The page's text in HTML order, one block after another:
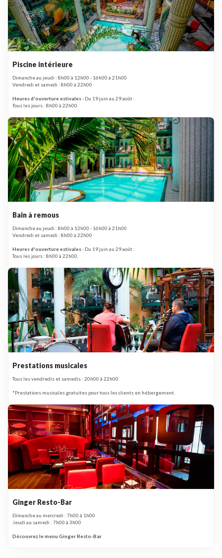
Piscine intérieure
Dimanche au jeudi : 8h00 à 12h00 - 16h00 à 21h00
Vendredi et samedi : 8h00 à 22h00
Heures d'ouverture estivales- Du 19 juin au 29 août :
Tous les jours : 8h00 à 22h00.
Bain à remous
Dimanche au jeudi : 8h00 à 12h00 - 16h00 à 21h00
Vendredi et samedi : 8h00 à 22h00
Heures d'ouverture estivales- Du 19 juin au 29 août :
Tous les jours : 8h00 à 22h00.
Prestations musicales
Tous les vendredis et samedis : 20h00 à 22h00
*Prestations musicales gratuites pour tous les clients en hébergement.
Ginger Resto-Bar
Dimanche au mercredi : 7h00 à 1h00
Jeudi au samedi : 7h00 à 3h00
Découvrez le menu Ginger Resto-Bar